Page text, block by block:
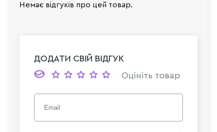
Немає відгуків про цей товар.
ДОДАТИ СВІЙ ВІДГУК
Оцініть товар